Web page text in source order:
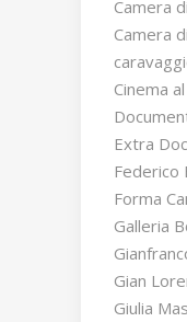
Camera
Camera
Cinema
Extra
Federico
Forma
Galleria
Gian
Giulia